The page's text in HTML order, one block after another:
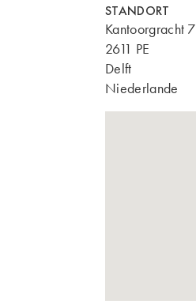
STANDORT
Kantoorgracht 7
2611 PE
Delft
Niederlande